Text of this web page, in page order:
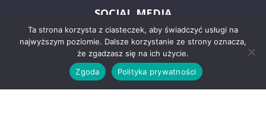
SOCIAL MEDIA
Ta strona korzysta z ciasteczek, aby świadczyć usługi na
najwyższym poziomie. Dalsze korzystanie ze strony oznacza,
że zgadzasz się na ich użycie.
Zgoda
Polityka prywatności